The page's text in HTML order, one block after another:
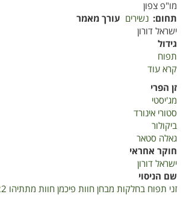
מו"פ צפון
תחום נשירים עורך מאמר
ישראל דורון
גידול
תפוח
קרא עוד
מבחן
פיכמן
חוות
מתתיהו
2022
זן הפרי
מג'יסטי
סטורי אינורד
ביקולור
גאלה סטאר
חוקר אחראי
ישראל דורון
שם הניסוי
זני תפוח בחלקות מבחן חוות פיכמן חוות מתתיהו 2022